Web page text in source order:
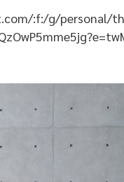
:f:/g/personal/